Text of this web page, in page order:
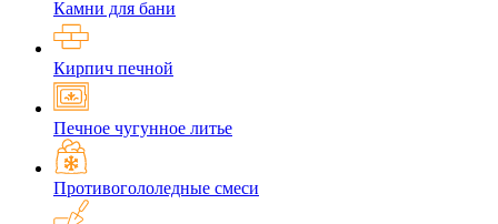
Камни для бани
Кирпич печной
Печное чугунное литье
Противогололедные смеси